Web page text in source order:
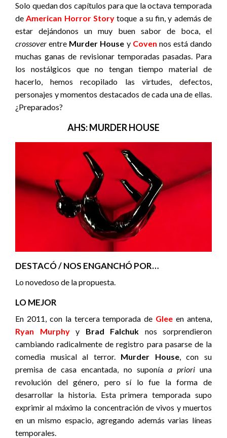
Solo quedan dos capítulos para que la octava temporada
deAmerican Horror Storytoque a su fin, y además de
estar dejándonos un muy buen sabor de boca, el
crossover entre Murder House y Coven nos está dando
muchas ganas de revisionar temporadas pasadas. Para
los nostálgicos que no tengan tiempo material de
hacerlo, hemos recopilado las virtudes, defectos,
personajes y momentos destacados de cada una de ellas.
¿Preparados?
AHS: MURDER HOUSE
DESTACÓ / NOS ENGANCHÓ POR…
Lo novedoso de la propuesta.
LO MEJOR
En 2011, con la tercera temporada de Glee en antena,
Ryan Murphyy Brad Falchuk nos sorprendieron
cambiando radicalmente de registro para pasarse de la
comedia musical al terror. Murder House, con su
premisa de casa encantada, no suponía a prioriuna
revolución del género, pero sí lo fue la forma de
desarrollar la historia. Esta primera temporada supo
exprimir al máximo la concentración de vivos y muertos
en un mismo espacio, agregando además varias líneas
temporales.